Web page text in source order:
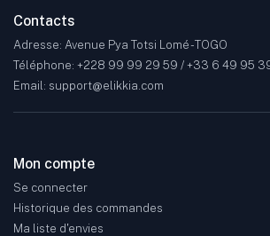
Contacts
Adresse: Avenue Pya Totsi Lomé - TOGO
Téléphone: +228 99 99 29 59 / +33 6 49 95
Email: support@elikkia.com
Mon compte
Se connecter
Historique des commandes
Ma liste d'envies